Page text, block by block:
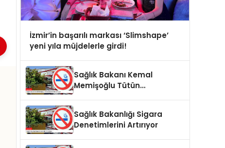
İzmir’in başarılı markası ‘Slimshape’
yeni yıla müjdelerle girdi!
Sağlık Bakanı Kemal
Memişoğlu Tütün
Sağlık Bakanlığı Sigara
Denetimlerini Artırıyor